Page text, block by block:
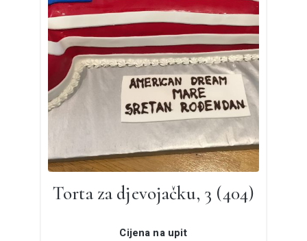
Torta za djevojačku, 3 (404)
Cijena na upit